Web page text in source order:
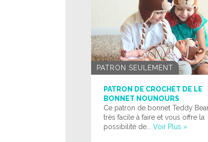
PATRON SEULEMENT
PATRON DE CROCHET DE LE
BONNET NOUNOURS
Ce patron de bonnet Teddy
très facile à faire et vous offre la
possibilité de... Voir Plus »